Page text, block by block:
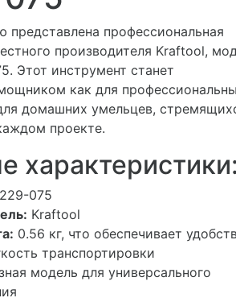
профессиональная
производителя Kraftool,
Этот инструмент станет
как для
домашних умельцев,
проекте.
075
Kraftool
0.56 кг, что обеспечивает
транспортировки
модель для универсального